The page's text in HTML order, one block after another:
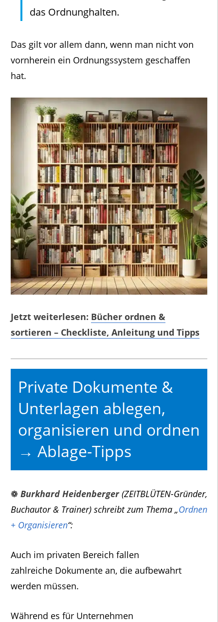
das Ordnunghalten.
Das gilt vor allem dann, wenn man nicht von
vornherein ein Ordnungssystem geschaffen
hat.
Jetzt weiterlesen: Bücher ordnen &
sortieren – Checkliste, Anleitung und Tipps
Private Dokumente &
Unterlagen ablegen,
organisieren und ordnen
→ Ablage-Tipps
❁ Burkhard Heidenberger(ZEITBLÜTEN-Gründer,
Buchautor & Trainer) schreibt zum Thema „Ordnen
+ Organisieren“:
Auch im privaten Bereich fallen
zahlreiche Dokumente an, die aufbewahrt
werden müssen.
Während es für Unternehmen